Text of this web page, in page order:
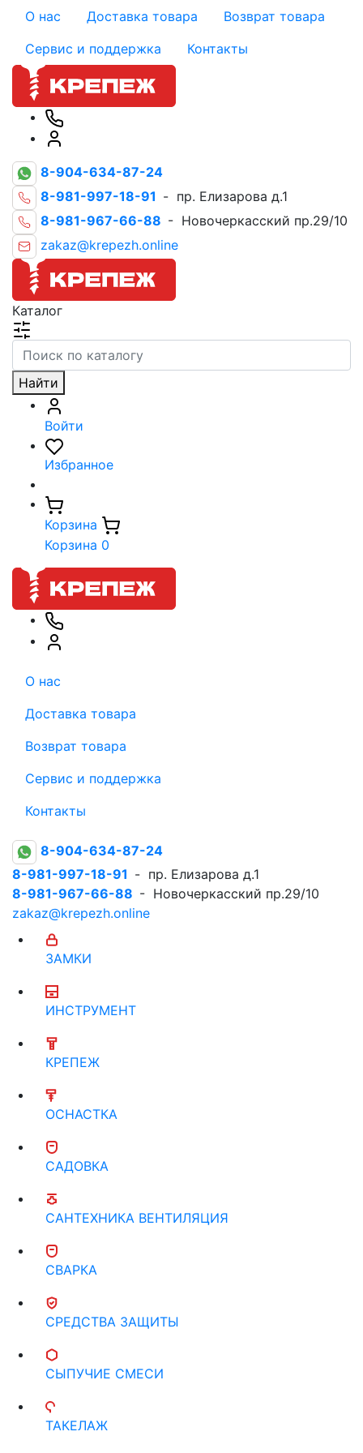
О нас Доставка товара
Возврат товара
Сервис и поддержка
Контакты
8-904-634-87-24
8-981-997-18-91 - пр. Елизарова д.1
8-981-967-66-88 - Новочеркасский пр.29/10
zakaz@krepezh.online
Каталог
Найти
Войти
Избранное
Корзина
Корзина 0
О нас
Доставка товара
Возврат товара
Сервис и поддержка
Контакты
8-904-634-87-24
8-981-997-18-91 - пр. Елизарова д.1
8-981-967-66-88 - Новочеркасский пр.29/10
zakaz@krepezh.online
ЗАМКИ
ИНСТРУМЕНТ
КРЕПЕЖ
ОСНАСТКА
САДОВКА
САНТЕХНИКА ВЕНТИЛЯЦИЯ
СВАРКА
СРЕДСТВА ЗАЩИТЫ
СЫПУЧИЕ СМЕСИ
ТАКЕЛАЖ